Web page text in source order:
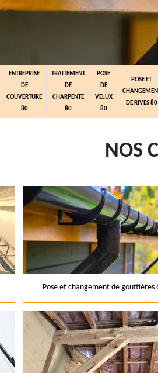
ENTREPRISE
DE
COUVERTURE
80
TRAITEMENT
DE
CHARPENTE
80
POSE
DE
VELUX
80
POSE ET
DE RIVES 80
NOS
Pose et changement de gouttières